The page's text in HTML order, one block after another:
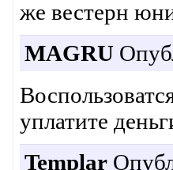
же вестерн
MAGRU
уплатите
Templar